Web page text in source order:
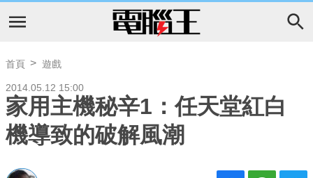
首頁 遊戲
2014.05.12 15:00
家用主機秘辛1：任天堂紅白
機導致的破解風潮